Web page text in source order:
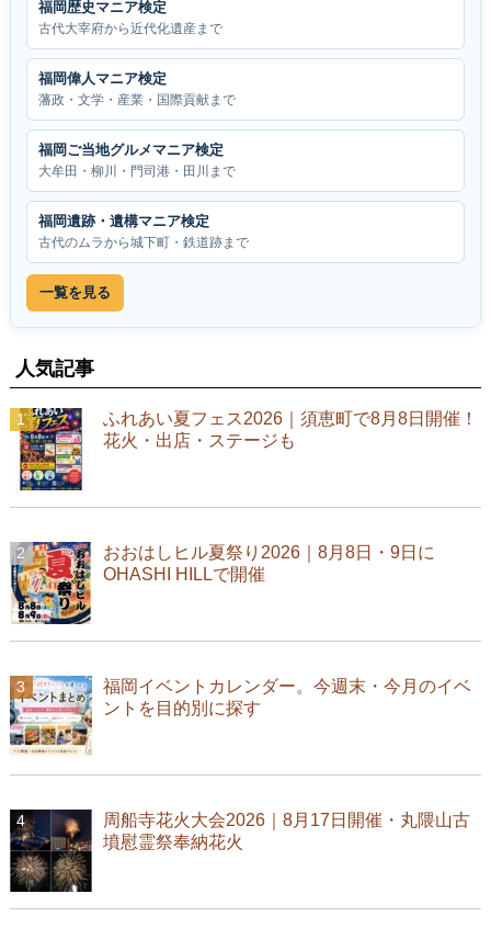
福岡歴史マニア検定
古代大宰府から近代化遺産まで
福岡偉人マニア検定
藩政・文学・産業・国際貢献まで
福岡ご当地グルメマニア検定
大牟田・柳川・門司港・田川まで
福岡遺跡・遺構マニア検定
古代のムラから城下町・鉄道跡まで
一覧を見る
人気記事
ふれあい夏フェス2026｜須恵町で8月8日開催！
花火・出店・ステージも
おおはしヒル夏祭り2026｜8月8日・9日に
OHASHI HILLで開催
福岡イベントカレンダー。今週末・今月のイベ
ントを目的別に探す
周船寺花火大会2026｜8月17日開催・丸隈山古
墳慰霊祭奉納花火